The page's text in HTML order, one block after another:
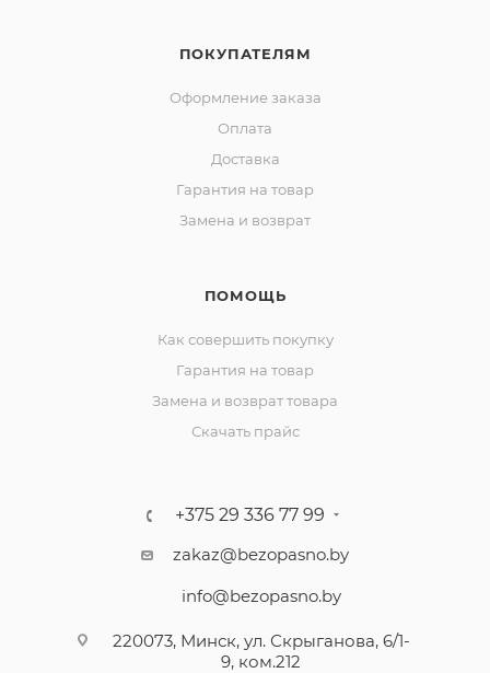
ПОКУПАТЕЛЯМ
Оформление заказа
Оплата
Доставка
Гарантия на товар
Замена и возврат
ПОМОЩЬ
Как совершить покупку
Гарантия на товар
Замена и возврат товара
Скачать прайс
+375 29 336 77 99
zakaz@bezopasno.by
info@bezopasno.by
220073, Минск, ул. Скрыганова, 6/1-
9, ком.212